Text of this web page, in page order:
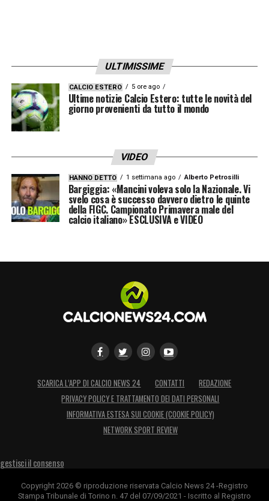
ULTIMISSIME
CALCIO ESTERO 5 ore ago
Ultime notizie Calcio Estero: tutte le novità del
giorno provenienti da tutto il mondo
VIDEO
HANNO DETTO 1 settimana ago Alberto Petrosilli
Bargiggia: «Mancini voleva solo la Nazionale. Vi
svelo cosa è successo davvero dietro le quinte
della FIGC. Campionato Primavera male del
calcio italiano» ESCLUSIVA e VIDEO
SCARICA L’APP DI CALCIO NEWS 24 CONTATTI
REDAZIONE
PRIVACY POLICY E TRATTAMENTO DEI DATI PERSONALI
INFORMATIVA ESTESA SUI COOKIE (COOKIE POLICY)
NETWORK SPORT REVIEW
gestisci il consenso
Copyright 2026 © riproduzione riservata Calcio News 24 -Registro
Stampa Tribunale di Torino n. 47 del 07/09/2021 - Iscritto al Registro